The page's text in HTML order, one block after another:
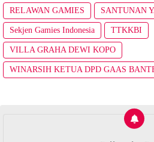
RELAWAN GAMIES SANTUNAN
Sekjen Gamies Indonesia TTKKBI
VILLA GRAHA DEWI KOPO
WINARSIH KETUA DPD GAAS